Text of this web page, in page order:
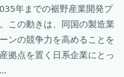
年までの裾野産業開発プ
この動きは、同国の製造業
ンの競争力を高めることを
拠点を置く日系企業にとっ